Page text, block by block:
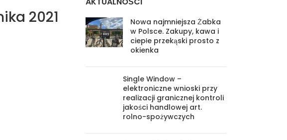
2021
Nowa najmniejsza Żabka
w Polsce. Zakupy, kawa i
ciepłe przekąski prosto z
okienka
Single Window –
elektroniczne wnioski przy
realizacji granicznej kontroli
jakości handlowej art.
rolno-spożywczych